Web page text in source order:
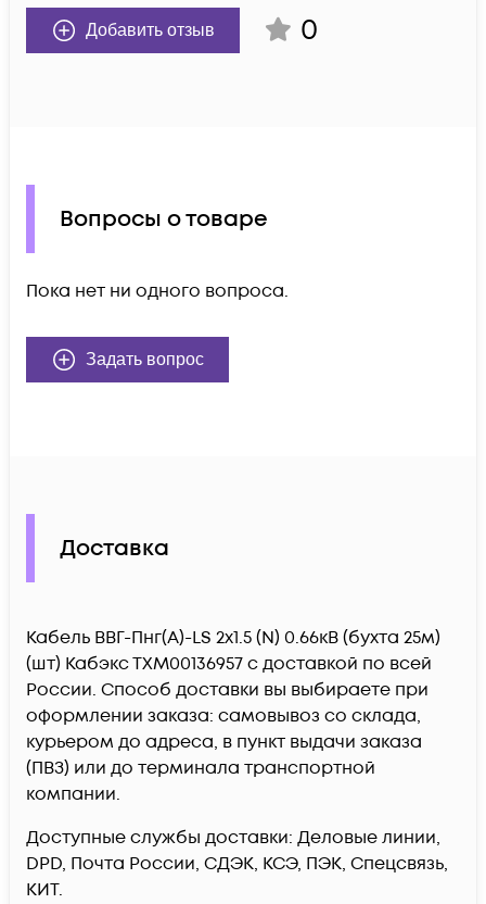
Добавить отзыв 0
Вопросы о товаре
Пока нет ни одного вопроса.
Задать вопрос
Доставка
Кабель ВВГ-Пнг(А)-LS 2х1.5 (N) 0.66кВ (бухта 25м)
(шт) Кабэкс ТХМ00136957 c доставкой по всей
России. Способ доставки вы выбираете при
оформлении заказа: самовывоз со склада,
курьером до адреса, в пункт выдачи заказа
(ПВЗ) или до терминала транспортной
компании.
Доступные службы доставки: Деловые линии,
DPD, Почта России, СДЭК, КСЭ, ПЭК, Спецсвязь,
КИТ.